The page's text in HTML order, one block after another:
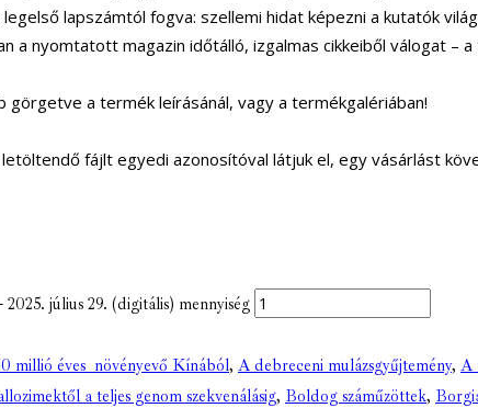
lapszámtól fogva: szellemi hidat képezni a kutatók
a nyomtatott magazin időtálló, izgalmas cikkeiből válogat
a termék leírásánál, vagy a termékgalériában!
fájlt egyedi azonosítóval látjuk el, egy vásárlást
július 29. (digitális) mennyiség
millió éves növényevő Kínából, A debreceni mulázsgyűjtemény, A
a teljes genom szekvenálásig, Boldog száműzöttek,